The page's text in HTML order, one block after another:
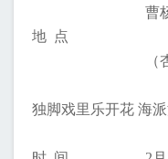
地 点
曹
（
独脚戏里乐开花 海